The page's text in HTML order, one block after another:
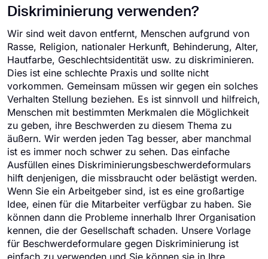
Diskriminierung verwenden?
Wir sind weit davon entfernt, Menschen aufgrund von
Rasse, Religion, nationaler Herkunft, Behinderung, Alter,
Hautfarbe, Geschlechtsidentität usw. zu diskriminieren.
Dies ist eine schlechte Praxis und sollte nicht
vorkommen. Gemeinsam müssen wir gegen ein solches
Verhalten Stellung beziehen. Es ist sinnvoll und hilfreich,
Menschen mit bestimmten Merkmalen die Möglichkeit
zu geben, ihre Beschwerden zu diesem Thema zu
äußern. Wir werden jeden Tag besser, aber manchmal
ist es immer noch schwer zu sehen. Das einfache
Ausfüllen eines Diskriminierungsbeschwerdeformulars
hilft denjenigen, die missbraucht oder belästigt werden.
Wenn Sie ein Arbeitgeber sind, ist es eine großartige
Idee, einen für die Mitarbeiter verfügbar zu haben. Sie
können dann die Probleme innerhalb Ihrer Organisation
kennen, die der Gesellschaft schaden. Unsere Vorlage
für Beschwerdeformulare gegen Diskriminierung ist
einfach zu verwenden und Sie können sie in Ihre